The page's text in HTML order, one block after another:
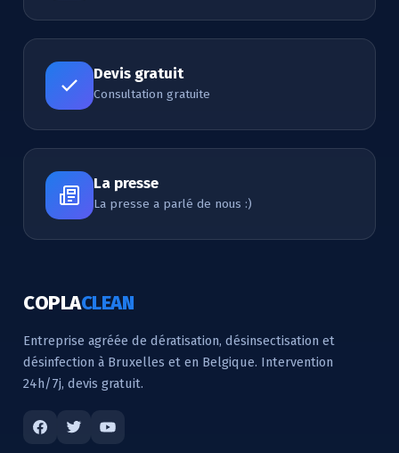
Devis gratuit
Consultation gratuite
La presse
La presse a parlé de nous :)
COPLACLEAN
Entreprise agréée de dératisation, désinsectisation et
désinfection à Bruxelles et en Belgique. Intervention
24h/7j, devis gratuit.